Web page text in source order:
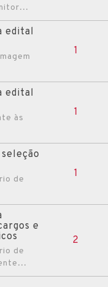
edital
1
edital
às
1
de
1
e
de
2